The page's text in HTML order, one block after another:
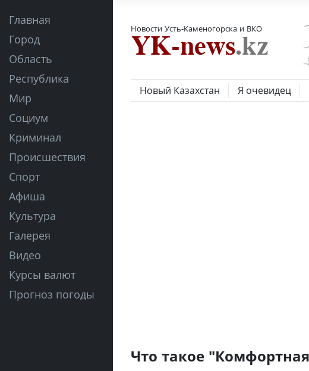
Главная
Город
Область
Республика
Мир
Социум
Криминал
Происшествия
Спорт
Афиша
Культура
Галерея
Видео
Курсы валют
Прогноз погоды
Новости Усть-Каменогорска и ВКО
Новый Казахстан Я очевидец
Что такое